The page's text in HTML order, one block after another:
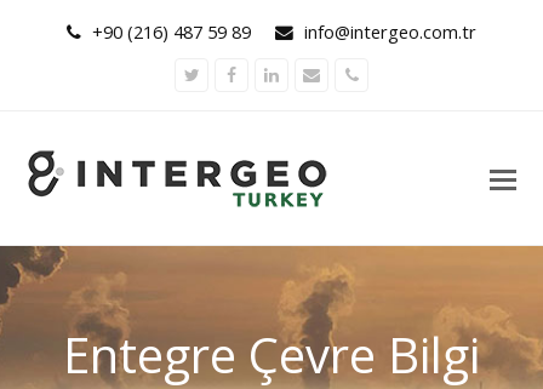
+90 (216) 487 59 89 info@intergeo.com.tr
TwitterFacebookLinkedInEmailPhone
Entegre Çevre Bilgi